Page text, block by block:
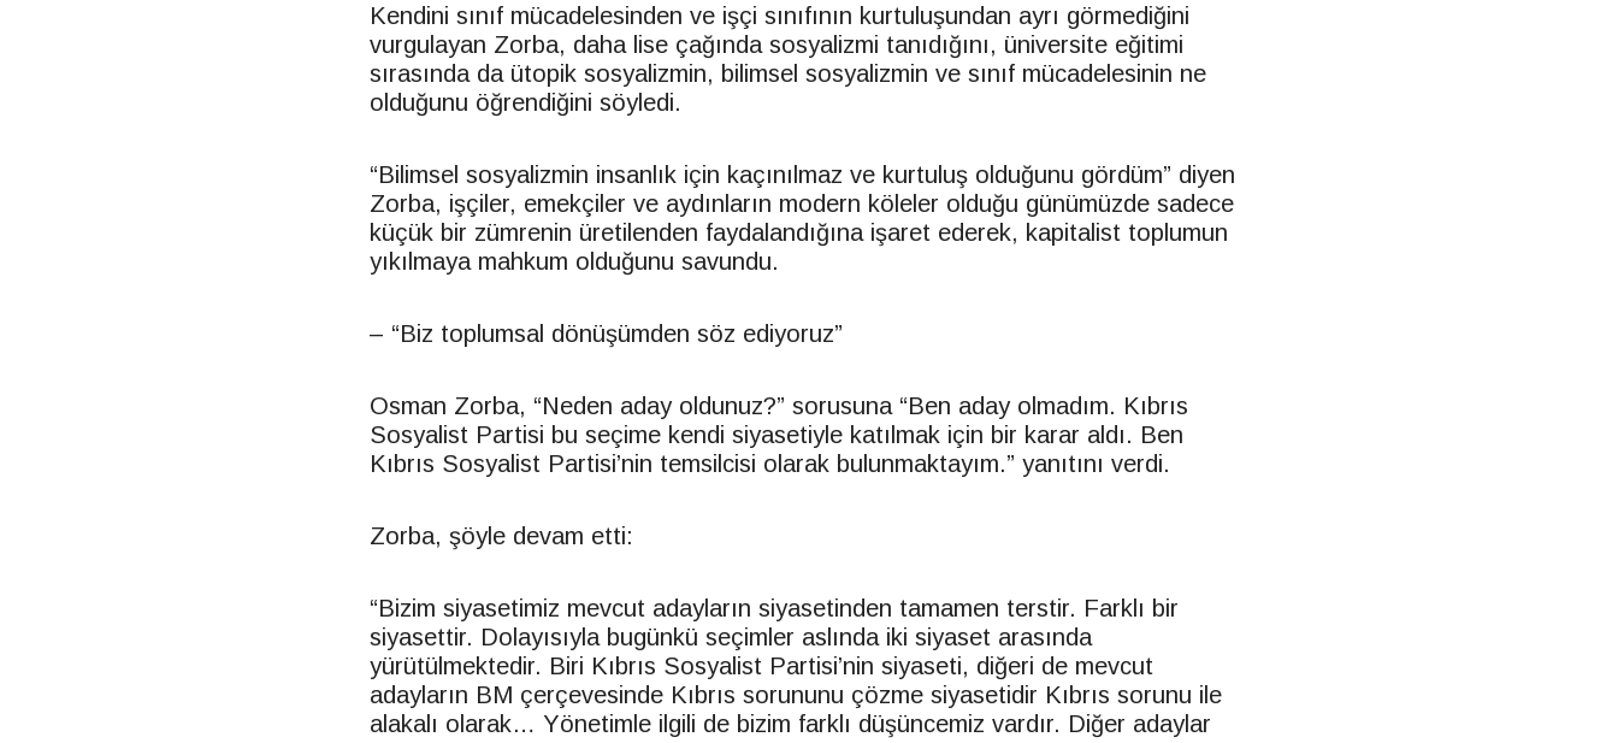
Kendini sınıf mücadelesinden ve işçi sınıfının kurtuluşundan ayrı görmediğini
vurgulayan Zorba, daha lise çağında sosyalizmi tanıdığını, üniversite eğitimi
sırasında da ütopik sosyalizmin, bilimsel sosyalizmin ve sınıf mücadelesinin ne
olduğunu öğrendiğini söyledi.
“Bilimsel sosyalizmin insanlık için kaçınılmaz ve kurtuluş olduğunu gördüm” diyen
Zorba, işçiler, emekçiler ve aydınların modern köleler olduğu günümüzde sadece
küçük bir zümrenin üretilenden faydalandığına işaret ederek, kapitalist toplumun
yıkılmaya mahkum olduğunu savundu.
– “Biz toplumsal dönüşümden söz ediyoruz”
Osman Zorba, “Neden aday oldunuz?” sorusuna “Ben aday olmadım. Kıbrıs
Sosyalist Partisi bu seçime kendi siyasetiyle katılmak için bir karar aldı. Ben
Kıbrıs Sosyalist Partisi’nin temsilcisi olarak bulunmaktayım.” yanıtını verdi.
Zorba, şöyle devam etti:
“Bizim siyasetimiz mevcut adayların siyasetinden tamamen terstir. Farklı bir
siyasettir. Dolayısıyla bugünkü seçimler aslında iki siyaset arasında
yürütülmektedir. Biri Kıbrıs Sosyalist Partisi’nin siyaseti, diğeri de mevcut
adayların BM çerçevesinde Kıbrıs sorununu çözme siyasetidir Kıbrıs sorunu ile
alakalı olarak… Yönetimle ilgili de bizim farklı düşüncemiz vardır. Diğer adaylar